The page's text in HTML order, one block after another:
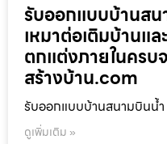
รับออกแบบบ้านสน
เหมาต่อเติมบ้านแ
ตกแต่งภายในครบ
สร้างบ้าน.com
รับออกแบบบ้านสนามบินน้ำ
ดูเพิ่มเติม »